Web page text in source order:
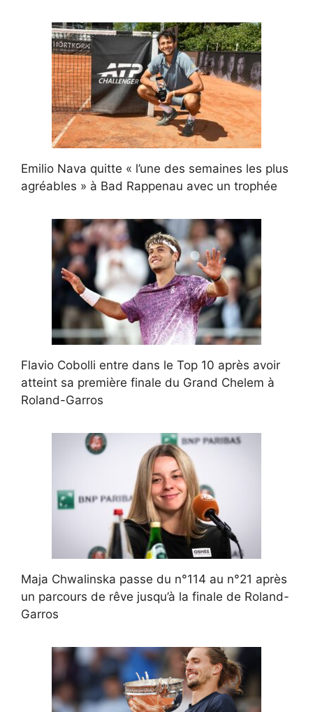
Emilio Nava quitte « l’une des semaines les plus
agréables » à Bad Rappenau avec un trophée
Flavio Cobolli entre dans le Top 10 après avoir
atteint sa première finale du Grand Chelem à
Roland-Garros
Maja Chwalinska passe du n°114 au n°21 après
un parcours de rêve jusqu’à la finale de Roland-
Garros